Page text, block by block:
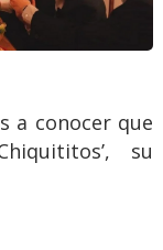
a conocer que
su